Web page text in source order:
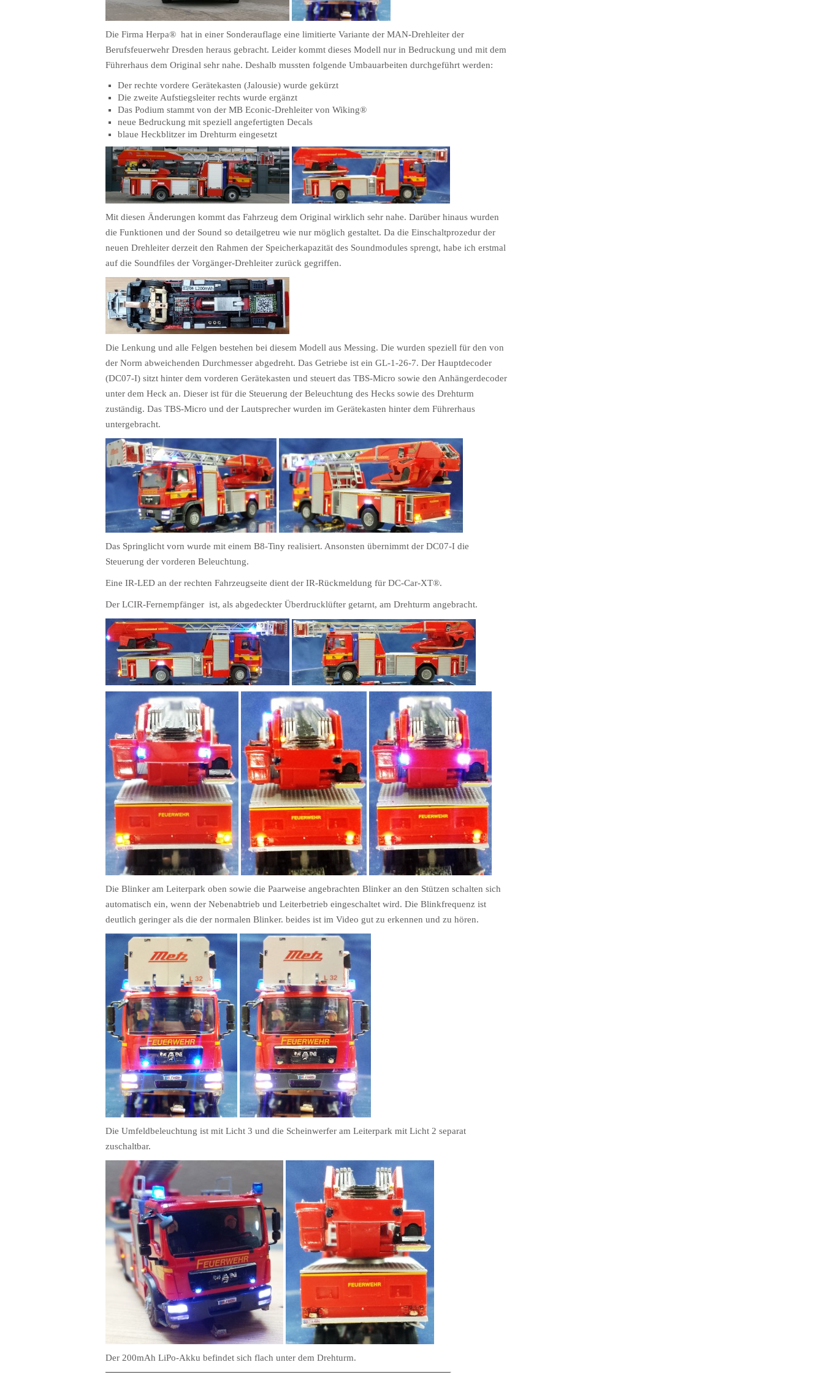
Die Firma Herpa® hat in einer Sonderauflage eine limitierte Variante der MAN-Drehleiter der
Berufsfeuerwehr Dresden heraus gebracht. Leider kommt dieses Modell nur in Bedruckung und mit dem
Führerhaus dem Original sehr nahe. Deshalb mussten folgende Umbauarbeiten durchgeführt werden:
Der rechte vordere Gerätekasten (Jalousie) wurde gekürzt
Die zweite Aufstiegsleiter rechts wurde ergänzt
Das Podium stammt von der MB Econic-Drehleiter von Wiking®
neue Bedruckung mit speziell angefertigten Decals
blaue Heckblitzer im Drehturm eingesetzt
Mit diesen Änderungen kommt das Fahrzeug dem Original wirklich sehr nahe. Darüber hinaus wurden
die Funktionen und der Sound so detailgetreu wie nur möglich gestaltet. Da die Einschaltprozedur der
neuen Drehleiter derzeit den Rahmen der Speicherkapazität des Soundmodules sprengt, habe ich erstmal
auf die Soundfiles der Vorgänger-Drehleiter zurück gegriffen.
Die Lenkung und alle Felgen bestehen bei diesem Modell aus Messing. Die wurden speziell für den von
der Norm abweichenden Durchmesser abgedreht. Das Getriebe ist ein GL-1-26-7. Der Hauptdecoder
(DC07-I) sitzt hinter dem vorderen Gerätekasten und steuert das TBS-Micro sowie den Anhängerdecoder
unter dem Heck an. Dieser ist für die Steuerung der Beleuchtung des Hecks sowie des Drehturm
zuständig. Das TBS-Micro und der Lautsprecher wurden im Gerätekasten hinter dem Führerhaus
untergebracht.
Das Springlicht vorn wurde mit einem B8-Tiny realisiert. Ansonsten übernimmt der DC07-I die
Steuerung der vorderen Beleuchtung.
Eine IR-LED an der rechten Fahrzeugseite dient der IR-Rückmeldung für DC-Car-XT®.
Der LCIR-Fernempfänger ist, als abgedeckter Überdrucklüfter getarnt, am Drehturm angebracht.
Die Blinker am Leiterpark oben sowie die Paarweise angebrachten Blinker an den Stützen schalten sich
automatisch ein, wenn der Nebenabtrieb und Leiterbetrieb eingeschaltet wird. Die Blinkfrequenz ist
deutlich geringer als die der normalen Blinker. beides ist im Video gut zu erkennen und zu hören.
Die Umfeldbeleuchtung ist mit Licht 3 und die Scheinwerfer am Leiterpark mit Licht 2 separat
zuschaltbar.
Der 200mAh LiPo-Akku befindet sich flach unter dem Drehturm.